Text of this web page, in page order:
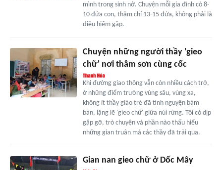
mình trong sinh nở. Chuyện mỗi gia đình có 8-
10 đứa con, thậm chí 13-15 đứa, không phải là
điều hiếm gặp.
Chuyện những người thầy 'gieo
chữ' nơi thâm sơn cùng cốc
Khi đường giao thông vẫn còn nhiều cách trở,
ở những điểm trường vùng sâu, vùng xa,
không ít thầy giáo trẻ đã tình nguyện bám
bản, lặng lẽ 'gieo chữ' giữa núi rừng. Tôi có dịp
gặp gỡ, trò chuyện và phần nào thấu hiểu
những gian truân mà các thầy đã trải qua.
Gian nan gieo chữ ở Dốc Mây